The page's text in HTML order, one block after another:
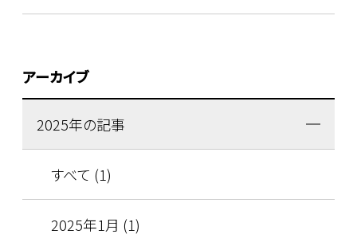
アーカイブ
2025年の記事
すべて (1)
2025年1月 (1)